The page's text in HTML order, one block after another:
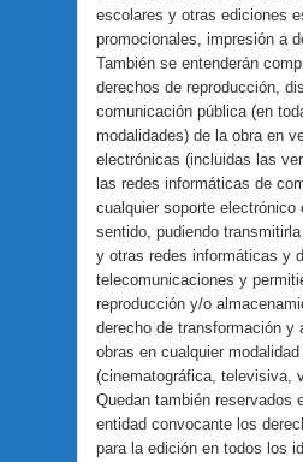
escolares y otras ediciones
promocionales, impresión a
También se entenderán
derechos de reproducción,
comunicación pública (en
modalidades) de la obra en
electrónicas (incluidas las
las redes informáticas de
cualquier soporte electrónico
sentido, pudiendo
y otras redes informáticas y
telecomunicaciones y
reproducción y/o
derecho de transformación y
obras en cualquier
(cinematográfica, televisiva,
Quedan también reservados
entidad convocante los
para la edición en todos los